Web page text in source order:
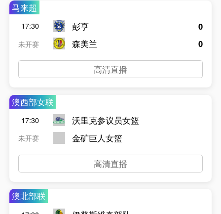
马来超
17:30
未开赛
彭亨
森美兰
0
0
高清直播
澳西部女联
17:30
未开赛
沃里克参议员女篮
金矿巨人女篮
高清直播
澳北部联